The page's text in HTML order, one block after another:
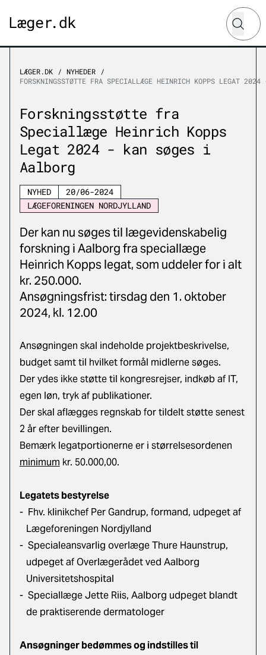
Hvad
Søg
LÆGER.DK
NYHEDER
FORSKNINGSSTØTTE FRA SPECIALLÆGE HEINRICH KOPPS LEGAT 2024
Forskningsstøtte fra
Speciallæge Heinrich Kopps
Legat 2024 - kan søges i
Aalborg
NYHED
20/06-2024
LÆGEFORENINGEN NORDJYLLAND
Der kan nu søges til lægevidenskabelig
forskning i Aalborg fra speciallæge
Heinrich Kopps legat, som uddeler for i alt
kr. 250.000.
Ansøgningsfrist: tirsdag den 1. oktober
2024, kl. 12.00
Ansøgningen skal indeholde projektbeskrivelse,
budget samt til hvilket formål midlerne søges.
Der ydes ikke støtte til kongresrejser, indkøb af IT,
egen løn, tryk af publikationer.
Der skal aflægges regnskab for tildelt støtte senest
2 år efter bevillingen.
Bemærk legatportionerne er i størrelsesordenen
minimum kr. 50.000,00.
Legatets bestyrelse
- Fhv. klinikchef Per Gandrup, formand, udpeget af
Lægeforeningen Nordjylland
- Specialeansvarlig overlæge Thure Haunstrup,
udpeget af Overlægerådet ved Aalborg
Universitetshospital
- Speciallæge Jette Riis, Aalborg udpeget blandt
de praktiserende dermatologer
Ansøgninger bedømmes og indstilles til